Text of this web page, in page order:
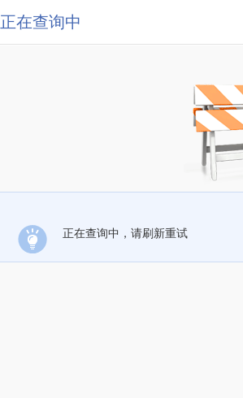
正在查询中
正在查询中，请刷新重试